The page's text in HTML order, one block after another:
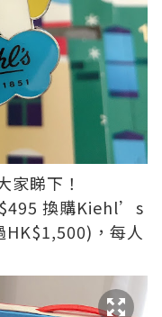
家睇下！
換購Kiehl’s
HK$1,500)，每人